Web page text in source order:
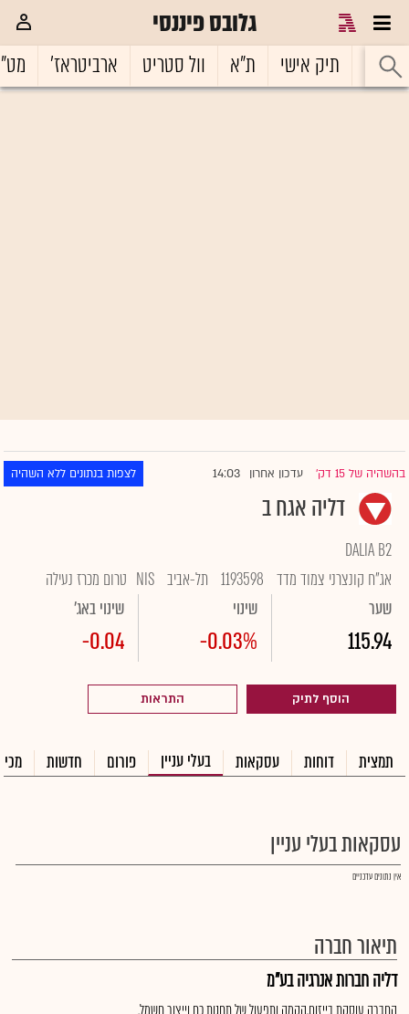
גלובס פיננסי
ראשי תיק אישי ת"א וול סטריט ארביטראז'
בהשהיה של 15 דק' |עדכון אחרון 14:03 לצפות בנתונים ללא השהיה
דליה אגח ב
DALIA B2
אג"ח קונצרני צמוד מדד 1193598 תל-אביב NIS טרום מכרז נעילה
שער
115.94
שינוי
-0.03%
שינוי באג'
-0.04
הוסף לתיק התראות
תמצית דוחות עסקאות בעלי עניין פורום חדשות
עסקאות בעלי עניין
אין נתונים עדכניים
תיאור חברה
דליה חברות אנרגיה בע"מ